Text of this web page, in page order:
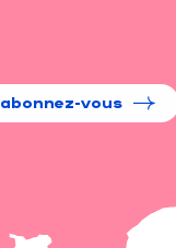
abonnez-vous